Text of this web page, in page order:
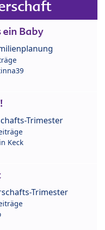
Baby
Trimester
Keck
Trimester